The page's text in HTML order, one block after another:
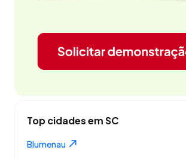
Top cidades em SC
Blumenau